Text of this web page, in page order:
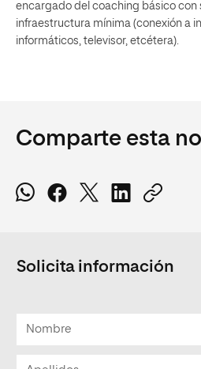
encargado del coaching básico con
infraestructura mínima (conexión a
informáticos, televisor, etcétera).
Comparte esta
Solicita información